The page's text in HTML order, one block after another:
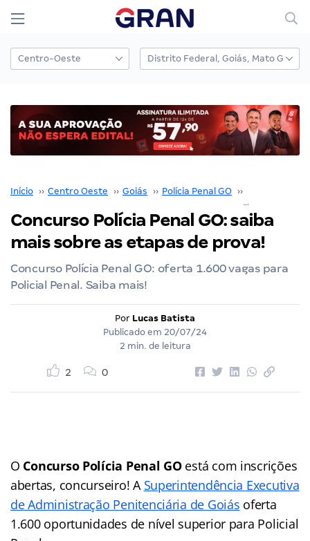
Início ›› Centro Oeste ›› Goiás ›› Polícia Penal GO ››
Concurso Polícia Penal GO: saiba
mais sobre as etapas de prova!
Concurso Polícia Penal GO: oferta 1.600 vagas para
Policial Penal. Saiba mais!
Por Lucas Batista
Publicado em 20/07/24
2 min. de leitura
2 0
O Concurso Polícia Penal GOestá com inscrições
abertas, concurseiro! A Superintendência Executiva
de Administração Penitenciária de Goiás oferta
1.600 oportunidades de nível superior para Policial